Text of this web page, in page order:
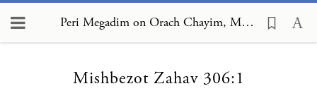
Peri Megadim on Orach Chayim, Mishbezot Zahav 306:1
Mishbezot Zahav 306:1